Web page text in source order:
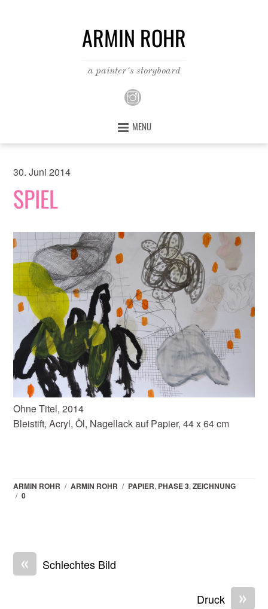
ARMIN ROHR
a painter´s storyboard
MENU
30. Juni 2014
SPIEL
Ohne Titel, 2014
Bleistift, Acryl, Öl, Nagellack auf Papier, 44 x 64 cm
ARMIN ROHR / ARMIN ROHR / PAPIER, PHASE 3,ZEICHNUNG
/ 0
« Schlechtes Bild
»
Druck